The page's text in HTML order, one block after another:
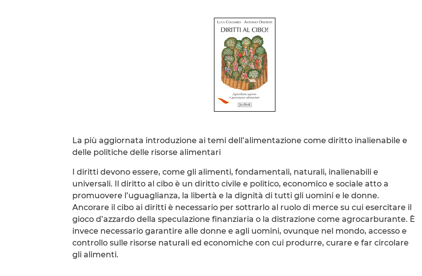
La più aggiornata introduzione ai temi dell’alimentazione come diritto inalienabile e
delle politiche delle risorse alimentari
I diritti devono essere, come gli alimenti, fondamentali, naturali, inalienabili e
universali. Il diritto al cibo è un diritto civile e politico, economico e sociale atto a
promuovere l’uguaglianza, la libertà e la dignità di tutti gli uomini e le donne.
Ancorare il cibo ai diritti è necessario per sottrarlo al ruolo di merce su cui esercitare il
gioco d’azzardo della speculazione finanziaria o la distrazione come agrocarburante. È
invece necessario garantire alle donne e agli uomini, ovunque nel mondo, accesso e
controllo sulle risorse naturali ed economiche con cui produrre, curare e far circolare
gli alimenti.